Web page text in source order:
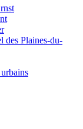
des Plaines-du-